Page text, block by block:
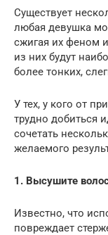
Существует
любая девушка
сжигая их феном
из них будут
более тонких,
У тех, у кого от
трудно добиться
сочетать
желаемого
1. Высушите
Известно, что
повреждает